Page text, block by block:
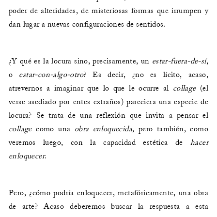
poder de alteridades, de misteriosas formas que irrumpen y
dan lugar a nuevas configuraciones de sentidos.
¿Y qué es la locura sino, precisamente, un estar-fuera-de-sí,
o estar-con-algo-otro? Es decir, ¿no es lícito, acaso,
atrevernos a imaginar que lo que le ocurre al collage(el
verse asediado por entes extraños) pareciera una especie de
locura? Se trata de una reflexión que invita a pensar el
collagecomo una obra enloquecida, pero también, como
veremos luego, con la capacidad estética dehacer
enloquecer.
Pero, ¿cómo podría enloquecer, metafóricamente, una obra
de arte? Acaso deberemos buscar la respuesta a esta